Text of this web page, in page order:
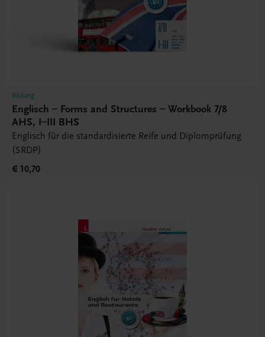
Bildung
Englisch – Forms and Structures – Workbook 7/8
AHS, I–III BHS
Englisch für die standardisierte Reife und Diplomprüfung
(SRDP)
€ 10,70